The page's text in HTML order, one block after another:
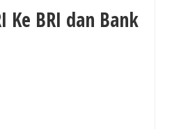
Ke BRI dan Bank